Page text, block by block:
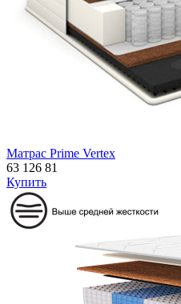
Матрас Prime Vertex
63 126 81
Купить